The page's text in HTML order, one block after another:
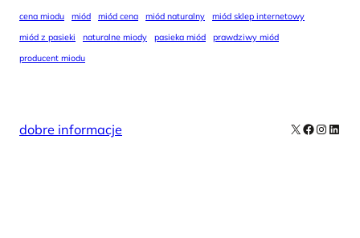
cena miodu miód miód cena miód naturalny
miód sklep internetowy
miód z pasieki
naturalne miody pasieka miód
prawdziwy miód
producent miodu
dobre informacje X Facebook